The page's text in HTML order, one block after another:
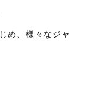
め、様々なジャ